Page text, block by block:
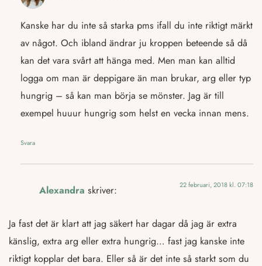
Kanske har du inte så starka pms ifall du inte riktigt märkt
av något. Och ibland ändrar ju kroppen beteende så då
kan det vara svårt att hänga med. Men man kan alltid
logga om man är deppigare än man brukar, arg eller typ
hungrig – så kan man börja se mönster. Jag är till
exempel huuur hungrig som helst en vecka innan mens.
Svara
Alexandra skriver: 22 februari, 2018 kl. 07:18
Ja fast det är klart att jag säkert har dagar då jag är extra
känslig, extra arg eller extra hungrig… fast jag kanske inte
riktigt kopplar det bara. Eller så är det inte så starkt som du